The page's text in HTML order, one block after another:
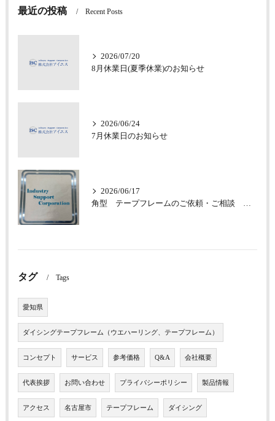
最近の投稿 Recent Posts
2026/07/20
8月休業日(夏季休業)のお知らせ
2026/06/24
7月休業日のお知らせ
2026/06/17
角型 テープフレームのご依頼・ご相談 承っております
タグ Tags
愛知県
ダイシングテープフレーム（ウエハーリング、テープフレーム）
コンセプト サービス 参考価格 Q&A 会社概要
代表挨拶 お問い合わせ プライバシーポリシー 製品情報
アクセス 名古屋市 テープフレーム ダイシング